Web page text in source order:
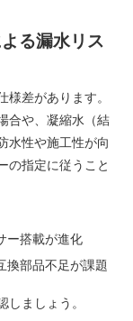
る漏水リス
差があります。
合や、凝縮水（結
水性や施工性が向
の指定に従うこと
ー搭載が進化
換部品不足が課題
ましょう。